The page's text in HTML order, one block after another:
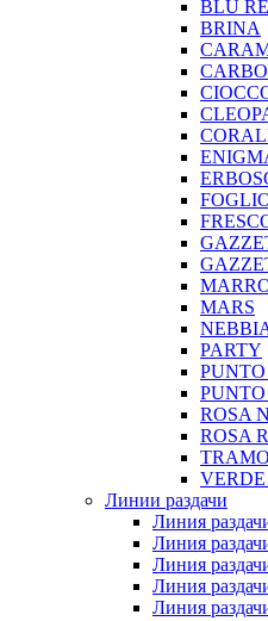
BLU
BRINA
MARS
PARTY
ROSA
ROSA
Линии раздачи
Линия
Линия
Линия
Линия
Линия